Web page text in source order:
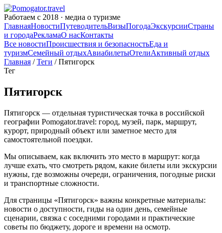
Работаем с 2018 · медиа о туризме
ГлавнаяНовостиПутеводительВизыПогодаЭкскурсииСтраны
и городаРекламаО насКонтакты
Все новостиПроисшествия и безопасностьЕда и
туризмСемейный отдыхАвиабилетыОтелиАктивный отдых
Главная /Теги / Пятигорск
Тег
Пятигорск
Пятигорск — отдельная туристическая точка в российской
географии Pomogator.travel: город, музей, парк, маршрут,
курорт, природный объект или заметное место для
самостоятельной поездки.
Мы описываем, как включить это место в маршрут: когда
лучше ехать, что смотреть рядом, какие билеты или экскурсии
нужны, где возможны очереди, ограничения, погодные риски
и транспортные сложности.
Для страницы «Пятигорск» важны конкретные материалы:
новости о доступности, гиды на один день, семейные
сценарии, связка с соседними городами и практические
советы по бюджету, дороге и времени на осмотр.